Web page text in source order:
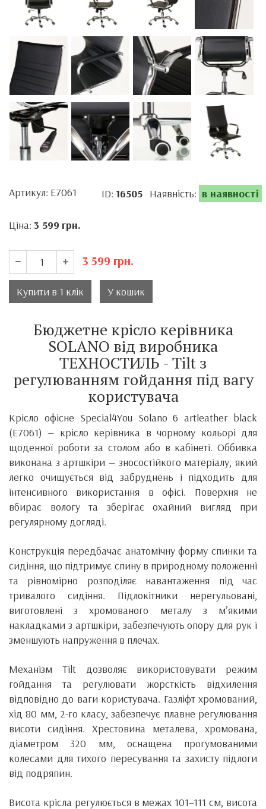
ID: 16505Наявність: в наявності
Артикул: E7061
Ціна: 3 599 грн.
3 599 грн.
Купити в 1 клік У кошик
Бюджетне крісло керівника
SOLANO від виробника
ТЕХНОСТИЛЬ - Tilt з
регулюванням гойдання під вагу
користувача
Крісло офісне Special4You Solano 6 artleather black
(E7061) — крісло керівника в чорному кольорі для
щоденної роботи за столом або в кабінеті. Оббивка
виконана з артшкіри — зносостійкого матеріалу, який
легко очищується від забруднень і підходить для
інтенсивного використання в офісі. Поверхня не
вбирає вологу та зберігає охайний вигляд при
регулярному догляді.
Конструкція передбачає анатомічну форму спинки та
сидіння, що підтримує спину в природному положенні
та рівномірно розподіляє навантаження під час
тривалого сидіння. Підлокітники нерегульовані,
виготовлені з хромованого металу з м’якими
накладками з артшкіри, забезпечують опору для рук і
зменшують напруження в плечах.
Механізм Tilt дозволяє використовувати режим
гойдання та регулювати жорсткість відхилення
відповідно до ваги користувача. Газліфт хромований,
хід 80 мм, 2-го класу, забезпечує плавне регулювання
висоти сидіння. Хрестовина металева, хромована,
діаметром 320 мм, оснащена прогумованими
колесами для тихого пересування та захисту підлоги
від подряпин.
Висота крісла регулюється в межах 101–111 см, висота